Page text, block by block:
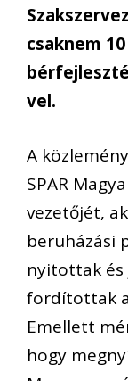
csaknem
vel.
A
SPAR
vezetőjét,
beruházási
nyitottak és
fordítottak
Emellett
hogy